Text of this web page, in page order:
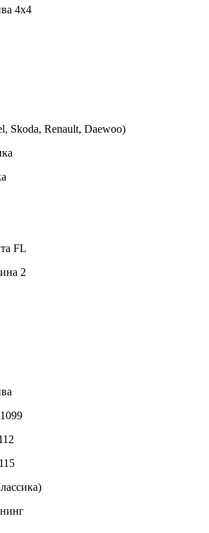
4х4
Skoda, Renault, Daewoo)
FL
2